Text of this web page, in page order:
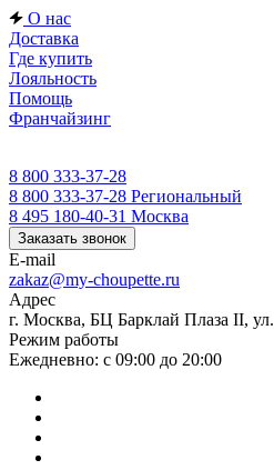
О нас
Доставка
Где купить
Лояльность
Помощь
Франчайзинг
8 800 333-37-28
8 800 333-37-28 Региональный
8 495 180-40-31 Москва
Заказать звонок
E-mail
zakaz@my-choupette.ru
Адрес
г. Москва, БЦ Барклай Плаза II,
Режим работы
Ежедневно: с 09:00 до 20:00